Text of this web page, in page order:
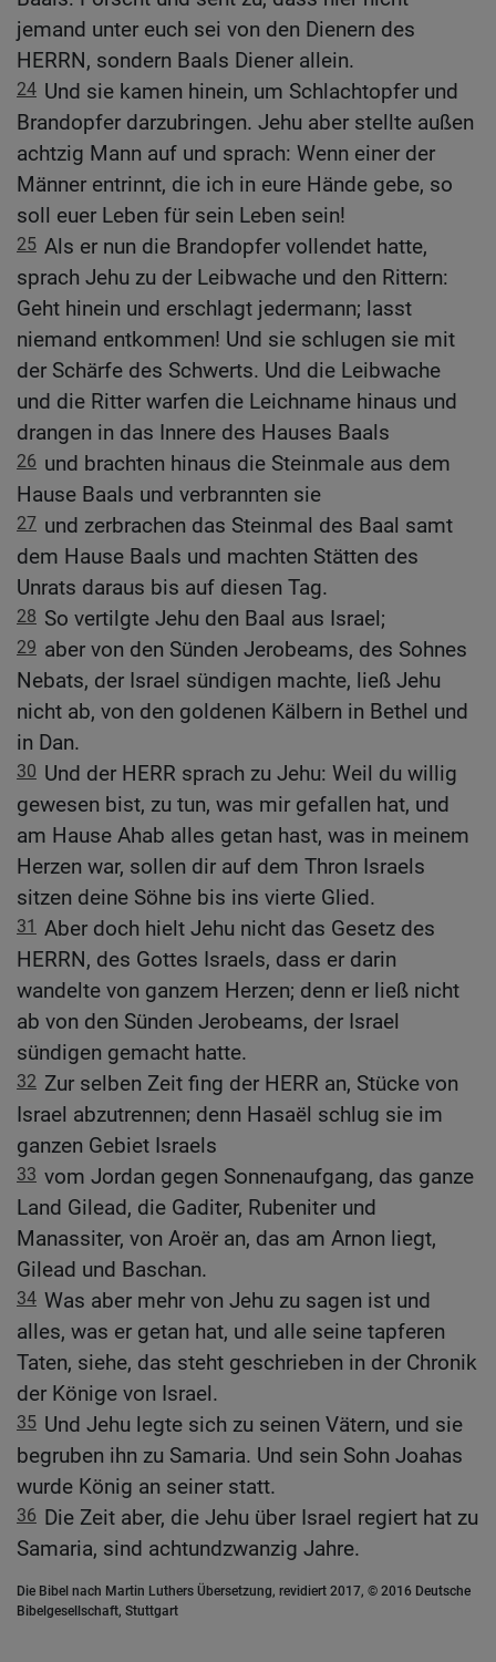
jemand unter euch sei von den Dienern des
HERRN, sondern Baals Diener allein.
24 Und sie kamen hinein, um Schlachtopfer und
Brandopfer darzubringen. Jehu aber stellte außen
achtzig Mann auf und sprach: Wenn einer der
Männer entrinnt, die ich in eure Hände gebe, so
soll euer Leben für sein Leben sein!
25 Als er nun die Brandopfer vollendet hatte,
sprach Jehu zu der Leibwache und den Rittern:
Geht hinein und erschlagt jedermann; lasst
niemand entkommen! Und sie schlugen sie mit
der Schärfe des Schwerts. Und die Leibwache
und die Ritter warfen die Leichname hinaus und
drangen in das Innere des Hauses Baals
26 und brachten hinaus die Steinmale aus dem
Hause Baals und verbrannten sie
27 und zerbrachen das Steinmal des Baal samt
dem Hause Baals und machten Stätten des
Unrats daraus bis auf diesen Tag.
28 So vertilgte Jehu den Baal aus Israel;
29 aber von den Sünden Jerobeams, des Sohnes
Nebats, der Israel sündigen machte, ließ Jehu
nicht ab, von den goldenen Kälbern in Bethel und
in Dan.
30 Und der HERR sprach zu Jehu: Weil du willig
gewesen bist, zu tun, was mir gefallen hat, und
am Hause Ahab alles getan hast, was in meinem
Herzen war, sollen dir auf dem Thron Israels
sitzen deine Söhne bis ins vierte Glied.
31 Aber doch hielt Jehu nicht das Gesetz des
HERRN, des Gottes Israels, dass er darin
wandelte von ganzem Herzen; denn er ließ nicht
ab von den Sünden Jerobeams, der Israel
sündigen gemacht hatte.
32 Zur selben Zeit fing der HERR an, Stücke von
Israel abzutrennen; denn Hasaël schlug sie im
ganzen Gebiet Israels
33 vom Jordan gegen Sonnenaufgang, das ganze
Land Gilead, die Gaditer, Rubeniter und
Manassiter, von Aroër an, das am Arnon liegt,
Gilead und Baschan.
34 Was aber mehr von Jehu zu sagen ist und
alles, was er getan hat, und alle seine tapferen
Taten, siehe, das steht geschrieben in der Chronik
der Könige von Israel.
35 Und Jehu legte sich zu seinen Vätern, und sie
begruben ihn zu Samaria. Und sein Sohn Joahas
wurde König an seiner statt.
36 Die Zeit aber, die Jehu über Israel regiert hat zu
Samaria, sind achtundzwanzig Jahre.
Die Bibel nach Martin Luthers Übersetzung, revidiert 2017, © 2016 Deutsche
Bibelgesellschaft, Stuttgart